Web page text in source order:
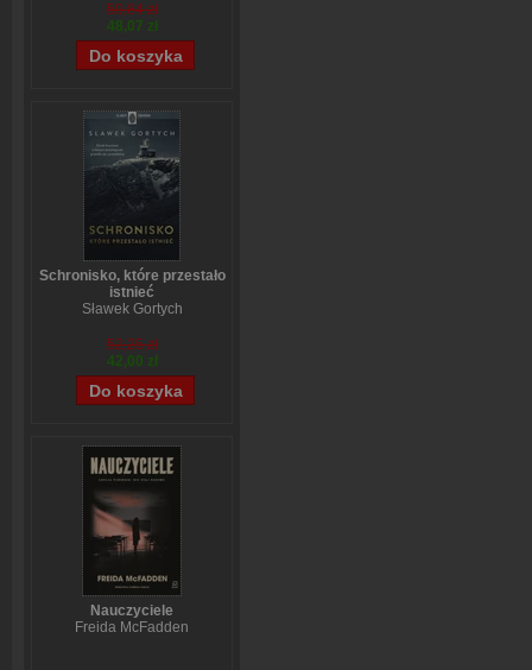
59,84 zł
48,07 zł
Schronisko, które przestało
istnieć
Sławek Gortych
52,25 zł
42,00 zł
Nauczyciele
Freida McFadden